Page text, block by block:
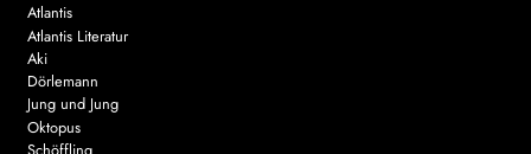
Atlantis
Atlantis Literatur
Aki
Dörlemann
Jung und Jung
Oktopus